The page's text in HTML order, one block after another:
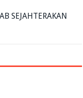
SEJAHTERAKAN